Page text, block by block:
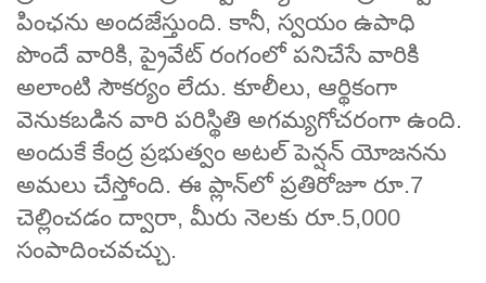
పింఛను అందజేస్తుంది. కానీ, స్వయం ఉపాధి
పొందే వారికి, ప్రైవేట్ రంగంలో పనిచేసే వారికి
అలాంటి సౌకర్యం లేదు. కూలీలు, ఆర్థికంగా
వెనుకబడిన వారి పరిస్థితి అగమ్యగోచరంగా ఉంది.
అందుకే కేంద్ర ప్రభుత్వం అటల్ పెన్షన్ యోజనను
అమలు చేస్తోంది. ఈ ప్లాన్‌లో ప్రతిరోజూ రూ.7
చెల్లించడం ద్వారా, మీరు నెలకు రూ.5,000
సంపాదించవచ్చు.